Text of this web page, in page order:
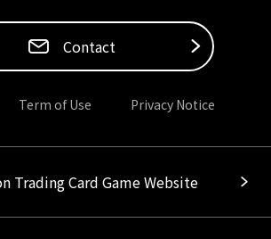
Contact
Term of Use Privacy Notice
Trading Card Game Website